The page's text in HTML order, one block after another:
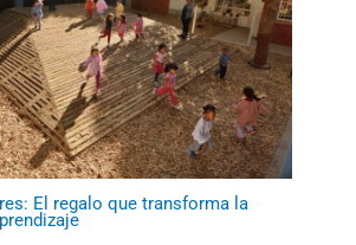
El regalo que transforma la